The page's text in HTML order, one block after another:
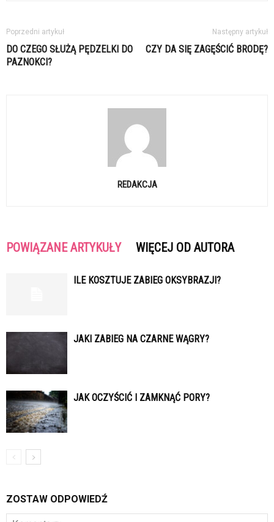
Poprzedni artykuł
DO CZEGO SŁUŻĄ PĘDZELKI DO
PAZNOKCI?
Następny artykuł
CZY DA SIĘ ZAGĘŚCIĆ BRODĘ?
REDAKCJA
POWIĄZANE ARTYKUŁY WIĘCEJ OD AUTORA
ILE KOSZTUJE ZABIEG OKSYBRAZJI?
JAKI ZABIEG NA CZARNE WĄGRY?
JAK OCZYŚCIĆ I ZAMKNĄĆ PORY?
ZOSTAW ODPOWIEDŹ